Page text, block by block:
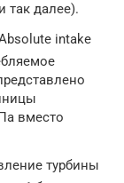
так далее).
intake
вместо
турбины